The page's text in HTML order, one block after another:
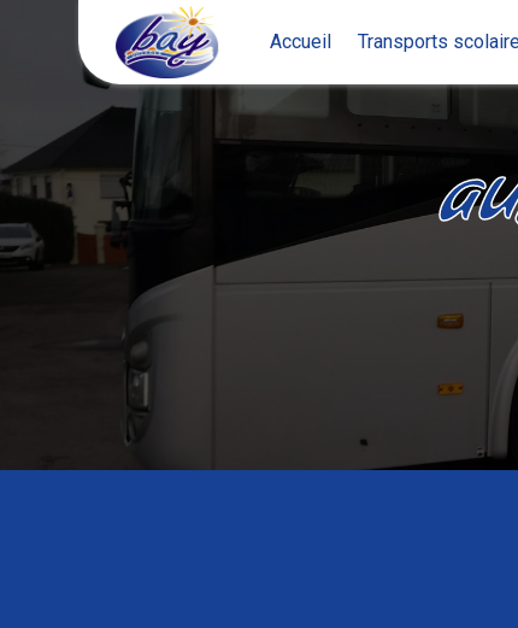
Accueil Transports
Panneau de gestion des cookies